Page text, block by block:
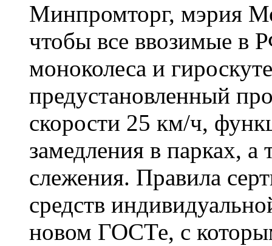
Минпромторг, мэрия
чтобы все ввозимые в
моноколеса и
предустановленный
скорости 25 км/ч,
замедления в парках, а
слежения. Правила
средств
новом ГОСТе, с